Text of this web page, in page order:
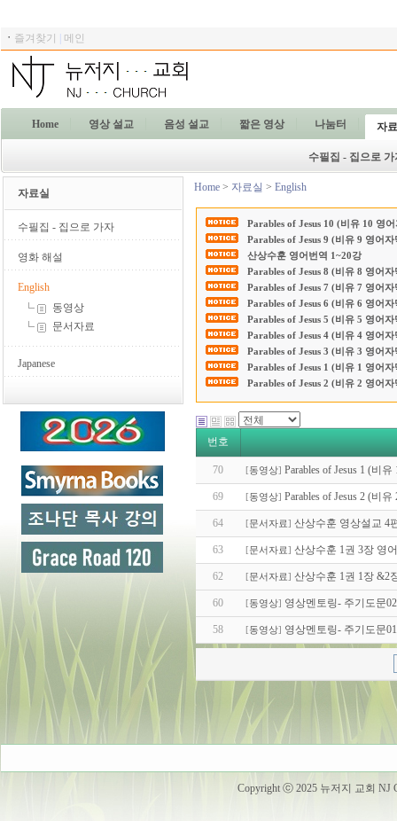
ㆍ 즐겨찾기 메인
Home 영상 설교 음성 설교 짧은 영상 나눔터 자
수필집 - 집으로 가
자료실
수필집 - 집으로 가자
영화 해설
English
동영상
문서자료
Japanese
Home > 자료실 > English
Parables of Jesus 10 (비유 10 영
Parables of Jesus 9 (비유 9 영어자
산상수훈 영어번역 1~20강
Parables of Jesus 8 (비유 8 영어자
Parables of Jesus 7 (비유 7 영어자
Parables of Jesus 6 (비유 6 영어자
Parables of Jesus 5 (비유 5 영어자
Parables of Jesus 4 (비유 4 영어자
Parables of Jesus 3 (비유 3 영어자
Parables of Jesus 1 (비유 1 영어자
Parables of Jesus 2 (비유 2 영어자
번호
70 [동영상] Parables of Jesus 1 (비
69 [동영상] Parables of Jesus 2 (비
64 [문서자료] 산상수훈 영상설교 4
63 [문서자료] 산상수훈 1권 3장 영
62 [문서자료] 산상수훈 1권 1장 &2
60 [동영상] 영상멘토링- 주기도문
58 [동영상] 영상멘토링- 주기도문
Copyright ⓒ 2025 뉴저지 교회 NJ